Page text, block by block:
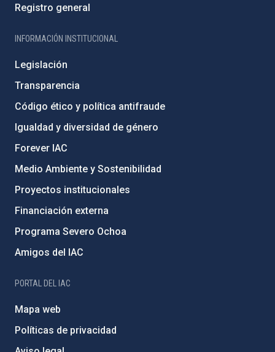
Registro general
INFORMACIÓN INSTITUCIONAL
Legislación
Transparencia
Código ético y política antifraude
Igualdad y diversidad de género
Forever IAC
Medio Ambiente y Sostenibilidad
Proyectos institucionales
Financiación externa
Programa Severo Ochoa
Amigos del IAC
PORTAL DEL IAC
Mapa web
Políticas de privacidad